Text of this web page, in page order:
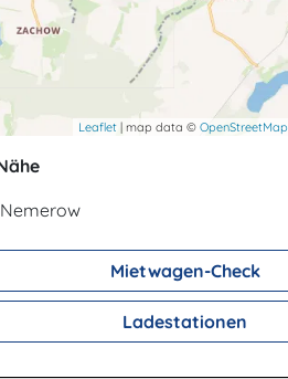
Leaflet | map data © OpenStreetMap
Mietwagen-Check
Ladestationen